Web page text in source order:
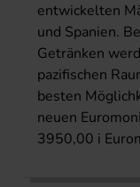
entwickelten
und Spanien.
Getränken
pazifischen
besten
neuen
3950,00 i